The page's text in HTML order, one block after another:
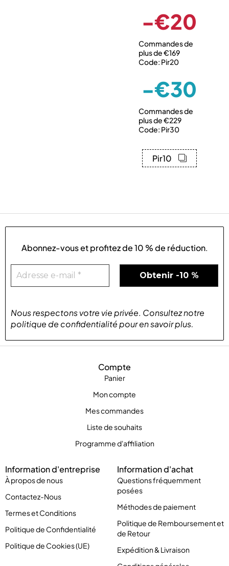
-€20
Commandes de
plus de €169
Code: Pir20
-€30
Commandes de
plus de €229
Code: Pir30
Pir10
Compte
Panier
Mon compte
Mes commandes
Liste de souhaits
Programme d'affiliation
Information d'entreprise
À propos de nous
Contactez-Nous
Termes et Conditions
Politique de Confidentialité
Politique de Cookies (UE)
Information d'achat
Questions fréquemment
posées
Méthodes de paiement
Politique de Remboursement et
de Retour
Expédition & Livraison
Abonnez-vous et profitez de10 % de réduction.
Nous respectons votre vie privée. Consultez notre
politique de confidentialitépouren savoir plus.